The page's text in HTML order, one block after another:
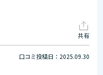
共有
口コミ投稿日：2025.09.30